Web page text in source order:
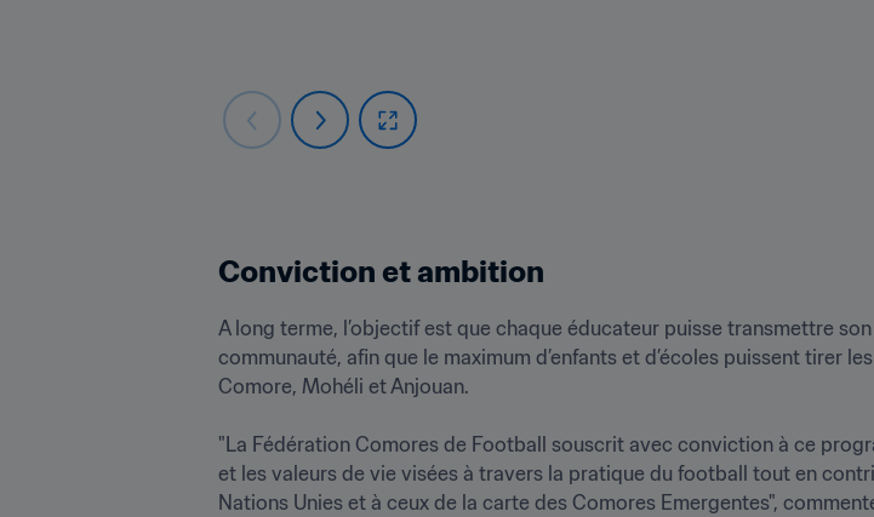
Conviction et ambition
A long terme, l’objectif est que chaque éducateur puisse transmettre
communauté, afin que le maximum d’enfants et d’écoles puissent tirer
Comore, Mohéli et Anjouan.
"La Fédération Comores de Football souscrit avec conviction à ce
et les valeurs de vie visées à travers la pratique du football tout en
Nations Unies et à ceux de la carte des Comores Emergentes",